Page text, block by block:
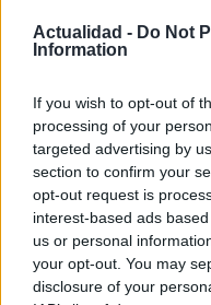
Actualidad - Do Not
Information
If you wish to opt-out of
processing of your
targeted advertising by
section to confirm your
opt-out request is
interest-based ads
us or personal
your opt-out. You may
disclosure of your
Amparo
vicepresidencia